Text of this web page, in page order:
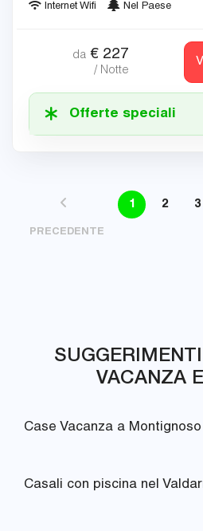
Internet Wifi Nel Paese
da € 227
/ Notte
Offerte speciali
PRECEDENTE
1 2 3
VACANZA
Case Vacanza a Montignoso
Casali con piscina nel